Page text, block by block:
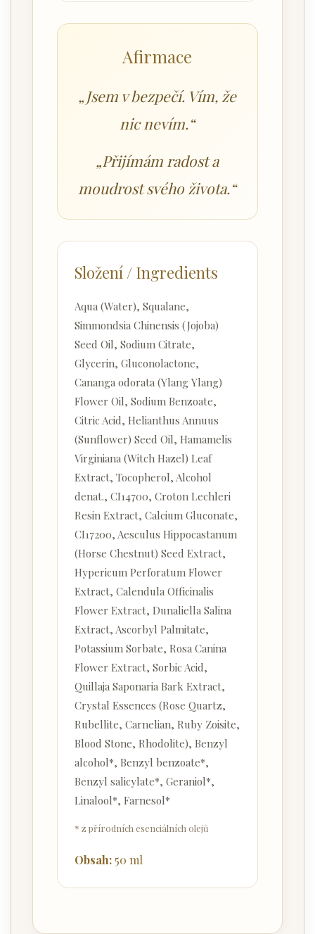
Afirmace
„Jsem v bezpečí. Vím, že
nic nevím.“
„Přijímám radost a
moudrost svého života.“
Složení / Ingredients
Aqua (Water), Squalane,
Simmondsia Chinensis (Jojoba)
Seed Oil, Sodium Citrate,
Glycerin, Gluconolactone,
Cananga odorata (Ylang Ylang)
Flower Oil, Sodium Benzoate,
Citric Acid, Helianthus Annuus
(Sunflower) Seed Oil, Hamamelis
Virginiana (Witch Hazel) Leaf
Extract, Tocopherol, Alcohol
denat., CI14700, Croton Lechleri
Resin Extract, Calcium Gluconate,
CI17200, Aesculus Hippocastanum
(Horse Chestnut) Seed Extract,
Hypericum Perforatum Flower
Extract, Calendula Officinalis
Flower Extract, Dunaliella Salina
Extract, Ascorbyl Palmitate,
Potassium Sorbate, Rosa Canina
Flower Extract, Sorbic Acid,
Quillaja Saponaria Bark Extract,
Crystal Essences (Rose Quartz,
Rubellite, Carnelian, Ruby Zoisite,
Blood Stone, Rhodolite), Benzyl
alcohol*, Benzyl benzoate*,
Benzyl salicylate*, Geraniol*,
Linalool*, Farnesol*
* z přírodních esenciálních olejů
Obsah: 50 ml